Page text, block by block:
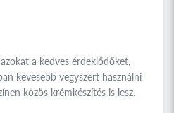
a kedves érdeklődőket,
kevesebb vegyszert használni
közös krémkészítés is lesz.